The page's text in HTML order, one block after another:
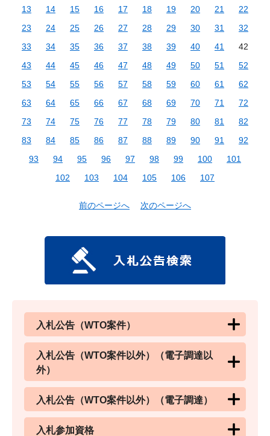
13
14 15 16 17 18 19 20 21
22
23
24 25 26 27 28 29 30 31
32
33
34 35 36 37 38 39 40 41
42
43
44 45 46 47 48 49 50 51
52
53
54 55 56 57 58 59 60 61
62
63
64 65 66 67 68 69 70 71
72
73
74 75 76 77 78 79 80 81
82
83
84 85 86 87 88 89 90 91
92
93
94 95 96 97 98 99 100
101
102
103 104 105 106 107
前のページへ 次のページへ
入札公告（WTO案件）
入札公告（WTO案件以外）（電子調達以
外）
入札公告（WTO案件以外）（電子調達）
入札参加資格